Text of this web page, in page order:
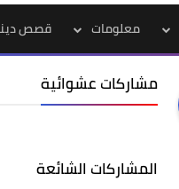
معلومات قصص
مشاركات عشوائية
المشاركات الشائعة